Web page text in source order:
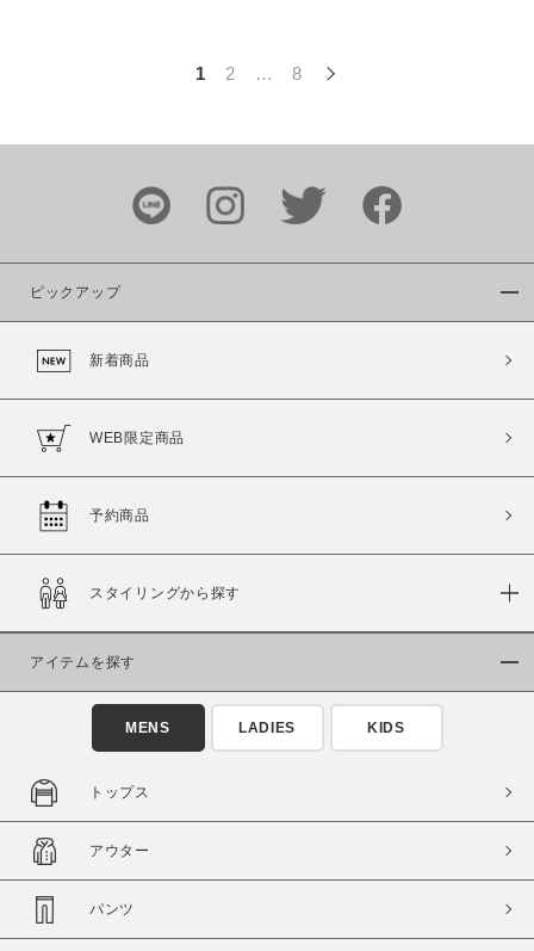
1 2 … 8
ピックアップ
新着商品
WEB限定商品
予約商品
スタイリングから探す
アイテムを探す
MENS LADIES KIDS
トップス
アウター
パンツ